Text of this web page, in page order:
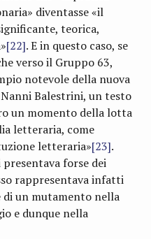
diventasse «il
teorica,
[22]. E in questo caso, se
verso il Gruppo 63,
notevole della nuova
Balestrini, un testo
un momento della lotta
letteraria, come
letteraria»[23].
forse dei
rappresentava infatti
di un mutamento nella
e dunque nella